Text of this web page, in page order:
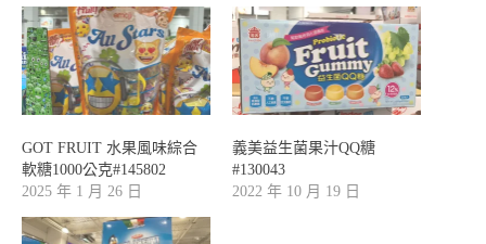
GOT FRUIT 水果風味綜合
軟糖1000公克#145802
2025 年 1 月 26 日
義美益生菌果汁QQ糖
#130043
2022 年 10 月 19 日